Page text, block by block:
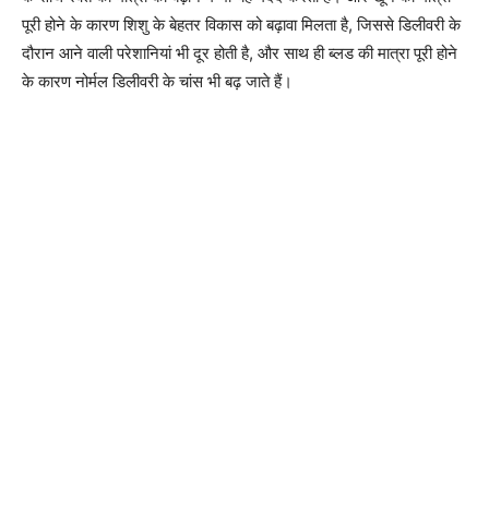
पूरी होने के कारण शिशु के बेहतर विकास को बढ़ावा मिलता है, जिससे डिलीवरी के
दौरान आने वाली परेशानियां भी दूर होती है, और साथ ही ब्लड की मात्रा पूरी होने
के कारण नोर्मल डिलीवरी के चांस भी बढ़ जाते हैं।